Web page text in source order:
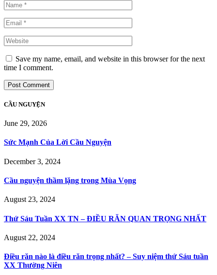
Save my name, email, and website in this browser for the next
time I comment.
CẦU NGUYỆN
June 29, 2026
Sức Mạnh Của Lời Cầu Nguyện
December 3, 2024
Cầu nguyện thầm lặng trong Mùa Vọng
August 23, 2024
Thứ Sáu Tuần XX TN – ĐIỀU RĂN QUAN TRỌNG NHẤT
August 22, 2024
Điều răn nào là điều răn trọng nhất? – Suy niệm thứ Sáu tuần
XX Thường Niên